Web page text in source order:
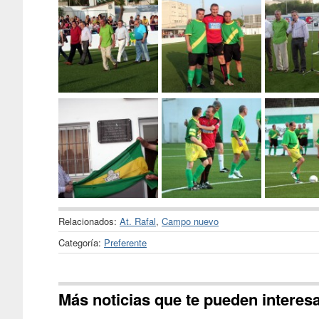
Relacionados: At. Rafal, Campo nuevo
Categoría: Preferente
Más noticias que te pueden